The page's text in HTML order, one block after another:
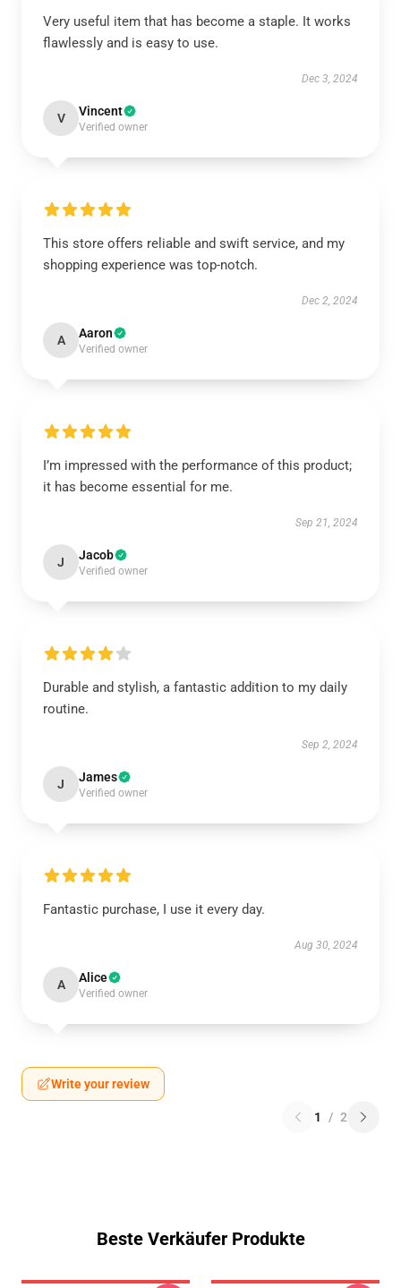
Very useful item that has become a staple. It works
flawlessly and is easy to use.
Dec 3, 2024
V Vincent
Verified owner
This store offers reliable and swift service, and my
shopping experience was top-notch.
Dec 2, 2024
A Aaron
Verified owner
I’m impressed with the performance of this product;
it has become essential for me.
Sep 21, 2024
J Jacob
Verified owner
Durable and stylish, a fantastic addition to my daily
routine.
Sep 2, 2024
J James
Verified owner
Fantastic purchase, I use it every day.
Aug 30, 2024
A Alice
Verified owner
Write your review
1 / 2
Beste Verkäufer Produkte